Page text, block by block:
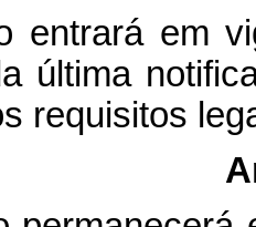
entrará em
última
requisitos